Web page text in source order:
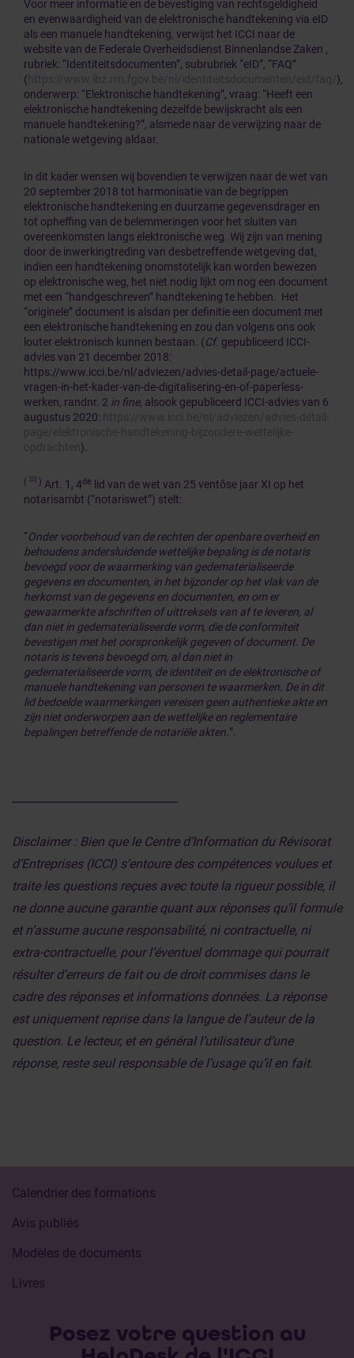
Voor meer informatie en de bevestiging van rechtsgeldigheid
en evenwaardigheid van de elektronische handtekening via eID
als een manuele handtekening, verwijst het ICCI naar de
website van de Federale Overheidsdienst Binnenlandse Zaken ,
rubriek: “Identiteitsdocumenten”, subrubriek “eID”, “FAQ”
( https://www.ibz.rrn.fgov.be/nl/identiteitsdocumenten/eid/faq/ ),
onderwerp: “Elektronische handtekening”, vraag: “Heeft een
elektronische handtekening dezelfde bewijskracht als een
manuele handtekening?”, alsmede naar de verwijzing naar de
nationale wetgeving aldaar.
In dit kader wensen wij bovendien te verwijzen naar de wet van
20 september 2018 tot harmonisatie van de begrippen
elektronische handtekening en duurzame gegevensdrager en
tot opheffing van de belemmeringen voor het sluiten van
overeenkomsten langs elektronische weg. Wij zijn van mening
door de inwerkingtreding van desbetreffende wetgeving dat,
indien een handtekening onomstotelijk kan worden bewezen
op elektronische weg, het niet nodig lijkt om nog een document
met een “handgeschreven” handtekening te hebben. Het
“originele” document is alsdan per definitie een document met
een elektronische handtekening en zou dan volgens ons ook
louter elektronisch kunnen bestaan. (Cf. gepubliceerd ICCI-
advies van 21 december 2018:
https://www.icci.be/nl/adviezen/advies-detail-page/actuele-
vragen-in-het-kader-van-de-digitalisering-en-of-paperless-
werken, randnr. 2 in fine, alsook gepubliceerd ICCI-advies van 6
augustus 2020: https://www.icci.be/nl/adviezen/advies-detail-
page/elektronische-handtekening-bijzondere-wettelijke-
opdrachten).
( [2] ) Art. 1, 4de
lid van de wet van 25 ventôse jaar XI op het
notarisambt (“notariswet”) stelt:
“Onder voorbehoud van de rechten der openbare overheid en
behoudens andersluidende wettelijke bepaling is de notaris
bevoegd voor de waarmerking van gedematerialiseerde
gegevens en documenten, in het bijzonder op het vlak van de
herkomst van de gegevens en documenten, en om er
gewaarmerkte afschriften of uittreksels van af te leveren, al
dan niet in gedematerialiseerde vorm, die de conformiteit
bevestigen met het oorspronkelijk gegeven of document. De
notaris is tevens bevoegd om, al dan niet in
gedematerialiseerde vorm, de identiteit en de elektronische of
manuele handtekening van personen te waarmerken. De in dit
lid bedoelde waarmerkingen vereisen geen authentieke akte en
zijn niet onderworpen aan de wettelijke en reglementaire
bepalingen betreffende de notariële akten. ”.
Disclaimer : Bien que le Centre d’Information du Révisorat
d’Entreprises (ICCI) s’entoure des compétences voulues et
traite les questions reçues avec toute la rigueur possible, il
ne donne aucune garantie quant aux réponses qu’il formule
et n’assume aucune responsabilité, ni contractuelle, ni
extra-contractuelle, pour l’éventuel dommage qui pourrait
résulter d’erreurs de fait ou de droit commises dans le
cadre des réponses et informations données. La réponse
est uniquement reprise dans la langue de l’auteur de la
question. Le lecteur, et en général l’utilisateur d’une
réponse, reste seul responsable de l’usage qu’il en fait.
Calendrier des formations
Avis publiés
Modèles de documents
Livres
Posez votre question au